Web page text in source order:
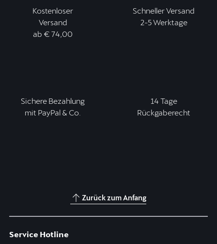
Kostenloser
Versand
ab € 74,00
Schneller Versand
2-5 Werktage
Sichere Bezahlung
mit PayPal & Co.
14 Tage
Rückgaberecht
Zurück zum Anfang
Service Hotline